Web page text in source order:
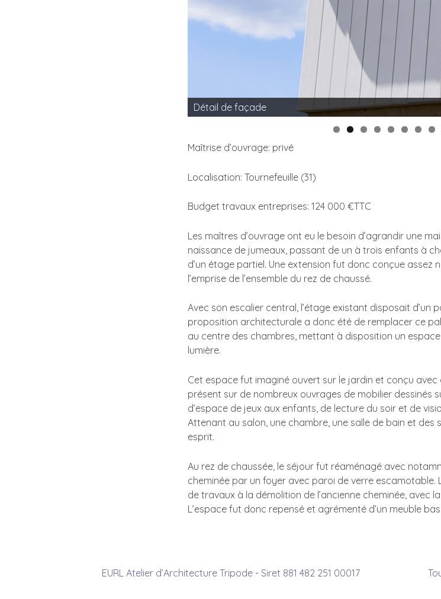
Détail de façade
Maîtrise d’ouvrage: privé
Localisation: Tournefeuille (31)
Budget travaux entreprises: 124 000 €TTC
Les maîtres d’ouvrage ont eu le besoin d’agrandir une
naissance de jumeaux, passant de un à trois enfants à
d’un étage partiel. Une extension fut donc conçue assez
l’emprise de l’ensemble du rez de chaussé.
Avec son escalier central, l’étage existant disposait d’un
proposition architecturale a donc été de remplacer ce
au centre des chambres, mettant à disposition un
lumière.
Cet espace fut imaginé ouvert sur le jardin et conçu avec
présent sur de nombreux ouvrages de mobilier dessinés
d’espace de jeux aux enfants, de lecture du soir et de
Attenant au salon, une chambre, une salle de bain et
esprit.
Au rez de chaussée, le séjour fut réaménagé avec
cheminée par un foyer avec paroi de verre escamotable.
de travaux à la démolition de l’ancienne cheminée, avec
L’espace fut donc repensé et agrémenté d’un meuble
EURL Atelier d’Architecture Tripode - Siret 881 482 251 00017